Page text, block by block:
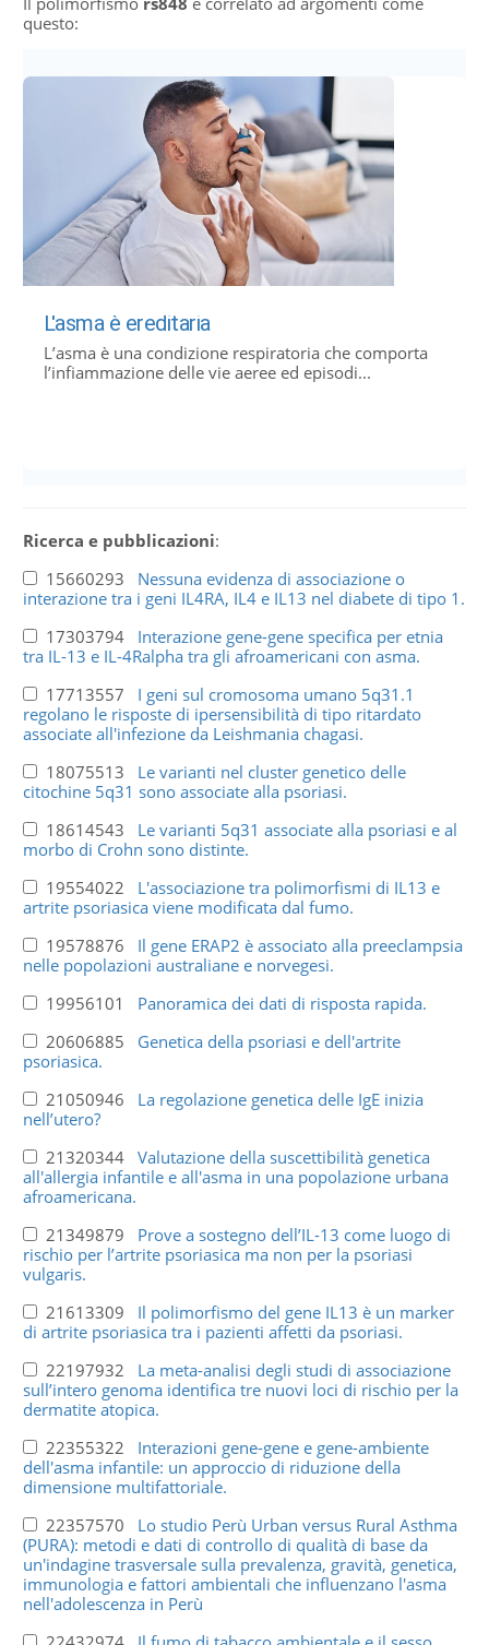
questo:
L'asma è ereditaria
L’asma è una condizione respiratoria che comporta
l’infiammazione delle vie aeree ed episodi...
Ricerca e pubblicazioni:
15660293 Nessuna evidenza di associazione o
interazione tra i geni IL4RA, IL4 e IL13 nel diabete di tipo 1.
17303794 Interazione gene-gene specifica per etnia
tra IL-13 e IL-4Ralpha tra gli afroamericani con asma.
17713557 I geni sul cromosoma umano 5q31.1
regolano le risposte di ipersensibilità di tipo ritardato
associate all'infezione da Leishmania chagasi.
18075513 Le varianti nel cluster genetico delle
citochine 5q31 sono associate alla psoriasi.
18614543 Le varianti 5q31 associate alla psoriasi e al
morbo di Crohn sono distinte.
19554022 L'associazione tra polimorfismi di IL13 e
artrite psoriasica viene modificata dal fumo.
19578876 Il gene ERAP2 è associato alla preeclampsia
nelle popolazioni australiane e norvegesi.
19956101 Panoramica dei dati di risposta rapida.
20606885 Genetica della psoriasi e dell'artrite
psoriasica.
21050946 La regolazione genetica delle IgE inizia
nell’utero?
21320344 Valutazione della suscettibilità genetica
all'allergia infantile e all'asma in una popolazione urbana
afroamericana.
21349879 Prove a sostegno dell’IL-13 come luogo di
rischio per l’artrite psoriasica ma non per la psoriasi
vulgaris.
21613309 Il polimorfismo del gene IL13 è un marker
di artrite psoriasica tra i pazienti affetti da psoriasi.
22197932 La meta-analisi degli studi di associazione
sull’intero genoma identifica tre nuovi loci di rischio per la
dermatite atopica.
22355322 Interazioni gene-gene e gene-ambiente
dell'asma infantile: un approccio di riduzione della
dimensione multifattoriale.
22357570 Lo studio Perù Urban versus Rural Asthma
(PURA): metodi e dati di controllo di qualità di base da
un'indagine trasversale sulla prevalenza, gravità, genetica,
immunologia e fattori ambientali che influenzano l'asma
nell'adolescenza in Perù